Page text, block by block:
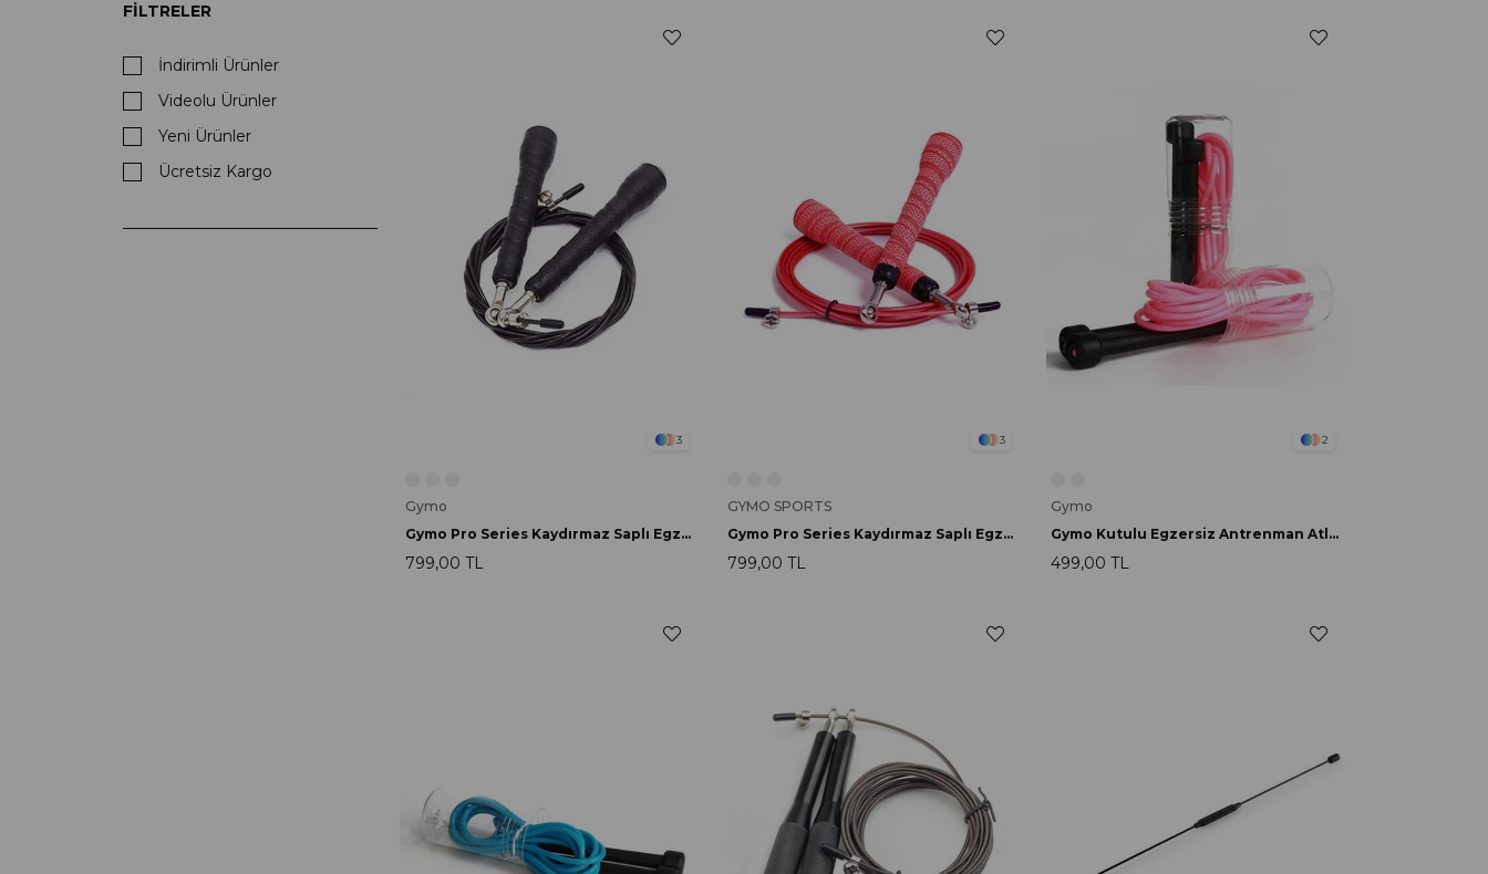
FILTRELER
İndirimli Ürünler
Videolu Ürünler
Yeni Ürünler
Ücretsiz Kargo
3
Gymo
Gymo Pro Series Kaydırmaz Saplı Egzersiz Antrenman Atlama İpi Siyah
799,00 TL
3
GYMO SPORTS
Gymo Pro Series Kaydırmaz Saplı Egzersiz Antrenman Atlama İpi Kırmızı
799,00 TL
2
Gymo
Gymo Kutulu Egzersiz Antrenman Atlama İpi Pembe
499,00 TL